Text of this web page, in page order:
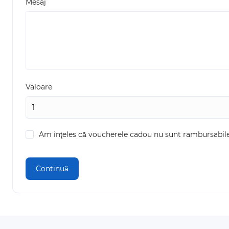
Valoare
Am înţeles că voucherele cadou nu sunt